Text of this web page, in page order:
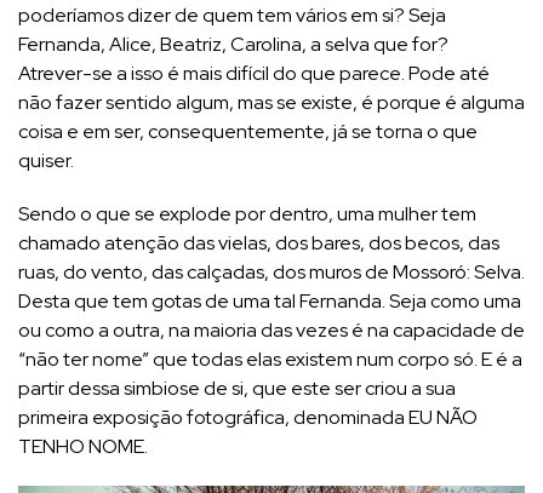
poderíamos dizer de quem tem vários em si? Seja
Fernanda, Alice, Beatriz, Carolina, a selva que for?
Atrever-se a isso é mais difícil do que parece. Pode até
não fazer sentido algum, mas se existe, é porque é alguma
coisa e em ser, consequentemente, já se torna o que
quiser.
Sendo o que se explode por dentro, uma mulher tem
chamado atenção das vielas, dos bares, dos becos, das
ruas, do vento, das calçadas, dos muros de Mossoró: Selva.
Desta que tem gotas de uma tal Fernanda. Seja como uma
ou como a outra, na maioria das vezes é na capacidade de
“não ter nome” que todas elas existem num corpo só. E é a
partir dessa simbiose de si, que este ser criou a sua
primeira exposição fotográfica, denominada EU NÃO
TENHO NOME.